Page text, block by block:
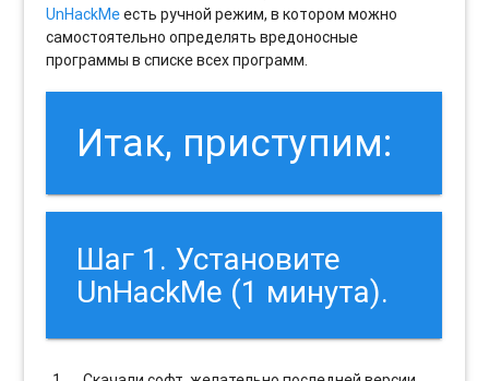
UnHackMeесть ручной режим, в котором можно
самостоятельно определять вредоносные
программы в списке всех программ.
Итак, приступим:
Шаг 1. Установите
UnHackMe (1 минута).